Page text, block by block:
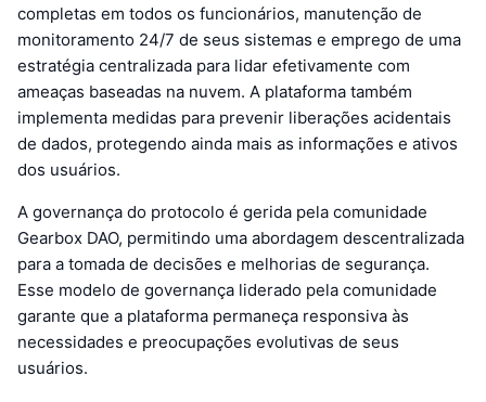
completas em todos os funcionários, manutenção de
monitoramento 24/7 de seus sistemas e emprego de uma
estratégia centralizada para lidar efetivamente com
ameaças baseadas na nuvem. A plataforma também
implementa medidas para prevenir liberações acidentais
de dados, protegendo ainda mais as informações e ativos
dos usuários.
A governança do protocolo é gerida pela comunidade
Gearbox DAO, permitindo uma abordagem descentralizada
para a tomada de decisões e melhorias de segurança.
Esse modelo de governança liderado pela comunidade
garante que a plataforma permaneça responsiva às
necessidades e preocupações evolutivas de seus
usuários.